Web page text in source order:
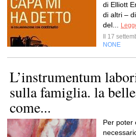
di Elliott
di altri –
del...
Il 17
NONE
L’instrumentum
sulla famiglia. la
come...
Per poter